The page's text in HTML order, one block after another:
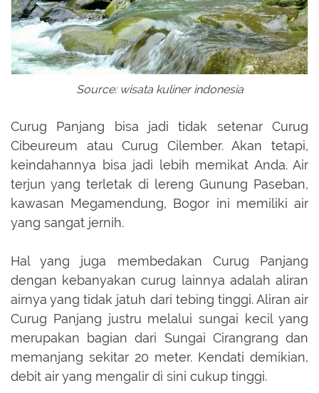
Source: wisata kuliner indonesia
Curug Panjang bisa jadi tidak setenar Curug
Cibeureum atau Curug Cilember. Akan tetapi,
keindahannya bisa jadi lebih memikat Anda. Air
terjun yang terletak di lereng Gunung Paseban,
kawasan Megamendung, Bogor ini memiliki air
yang sangat jernih.
Hal yang juga membedakan Curug Panjang
dengan kebanyakan curug lainnya adalah aliran
airnya yang tidak jatuh dari tebing tinggi. Aliran air
Curug Panjang justru melalui sungai kecil yang
merupakan bagian dari Sungai Cirangrang dan
memanjang sekitar 20 meter. Kendati demikian,
debit air yang mengalir di sini cukup tinggi.